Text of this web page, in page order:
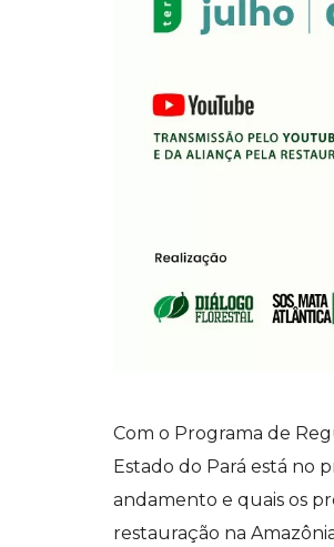
Com o Programa de
Estado do Pará está no
andamento e quais os
restauração na